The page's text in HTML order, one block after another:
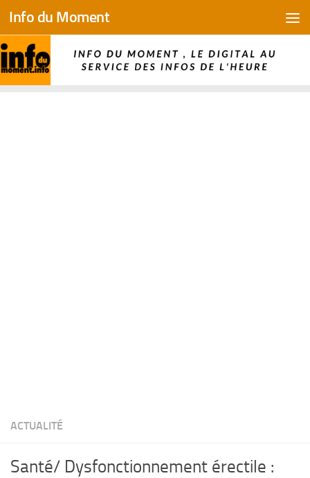
Skip to content
Info du Moment
ACTUALITÉ
Santé/ Dysfonctionnement érectile :